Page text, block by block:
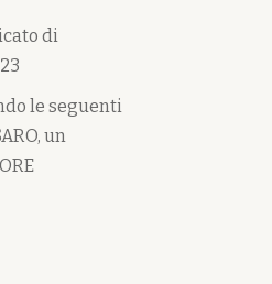
di
le seguenti
un